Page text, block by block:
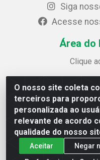
O nosso site coleta
terceiros para
personalizada ao
relevante de acordo
qualidade do nosso
Aceitar
Negar
Siga
Acesse
Área do
Clique
Rua José Alves
Guararapes
CNPJ: